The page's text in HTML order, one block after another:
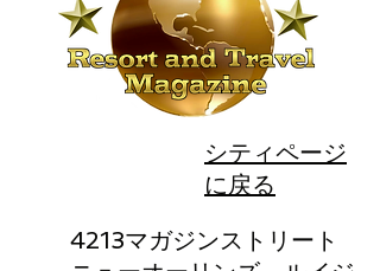
シティページ
に戻る
4213マガジンストリート